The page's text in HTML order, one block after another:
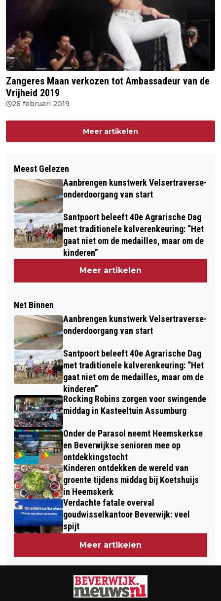
Zangeres Maan verkozen tot Ambassadeur van de
Vrijheid 2019
26 februari 2019
Meer artikelen
Meest Gelezen
Aanbrengen kunstwerk Velsertraverse-
onderdoorgang van start
Santpoort beleeft 40e Agrarische Dag
met traditionele kalverenkeuring: “Het
gaat niet om de medailles, maar om de
kinderen”
Meer artikelen
Net Binnen
Aanbrengen kunstwerk Velsertraverse-
onderdoorgang van start
Santpoort beleeft 40e Agrarische Dag
met traditionele kalverenkeuring: “Het
gaat niet om de medailles, maar om de
kinderen”
Rocking Robins zorgen voor swingende
middag in Kasteeltuin Assumburg
Onder de Parasol neemt Heemskerkse
en Beverwijkse senioren mee op
ontdekkingstocht
Kinderen ontdekken de wereld van
groente tijdens middag bij Koetshuijs
in Heemskerk
Verdachte fatale overval
goudwisselkantoor Beverwijk: veel
spijt
Meer artikelen